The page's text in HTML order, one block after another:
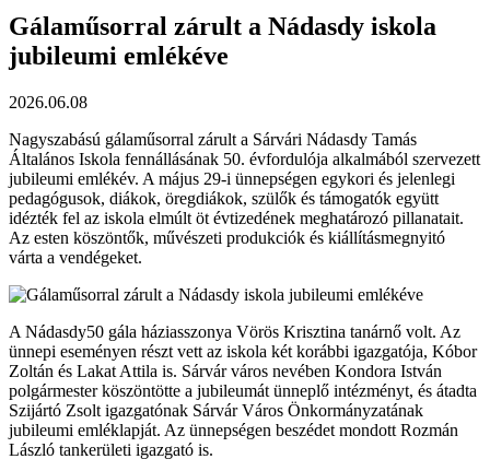
Gálaműsorral zárult a Nádasdy iskola
jubileumi emlékéve
2026.06.08
Nagyszabású gálaműsorral zárult a Sárvári Nádasdy Tamás
Általános Iskola fennállásának 50. évfordulója alkalmából szervezett
jubileumi emlékév. A május 29-i ünnepségen egykori és jelenlegi
pedagógusok, diákok, öregdiákok, szülők és támogatók együtt
idézték fel az iskola elmúlt öt évtizedének meghatározó pillanatait.
Az esten köszöntők, művészeti produkciók és kiállításmegnyitó
várta a vendégeket.
A Nádasdy50 gála háziasszonya Vörös Krisztina tanárnő volt. Az
ünnepi eseményen részt vett az iskola két korábbi igazgatója, Kóbor
Zoltán és Lakat Attila is. Sárvár város nevében Kondora István
polgármester köszöntötte a jubileumát ünneplő intézményt, és átadta
Szijártó Zsolt igazgatónak Sárvár Város Önkormányzatának
jubileumi emléklapját. Az ünnepségen beszédet mondott Rozmán
László tankerületi igazgató is.